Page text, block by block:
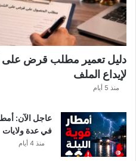
بً
ا
ح
س
ا
ت
ه
ف
دليل تعمير مطلب قرض على
لإيداع الملف
منذ 5 أيام
عاجل الآن:
في عدة ولايات
منذ 4 أيام